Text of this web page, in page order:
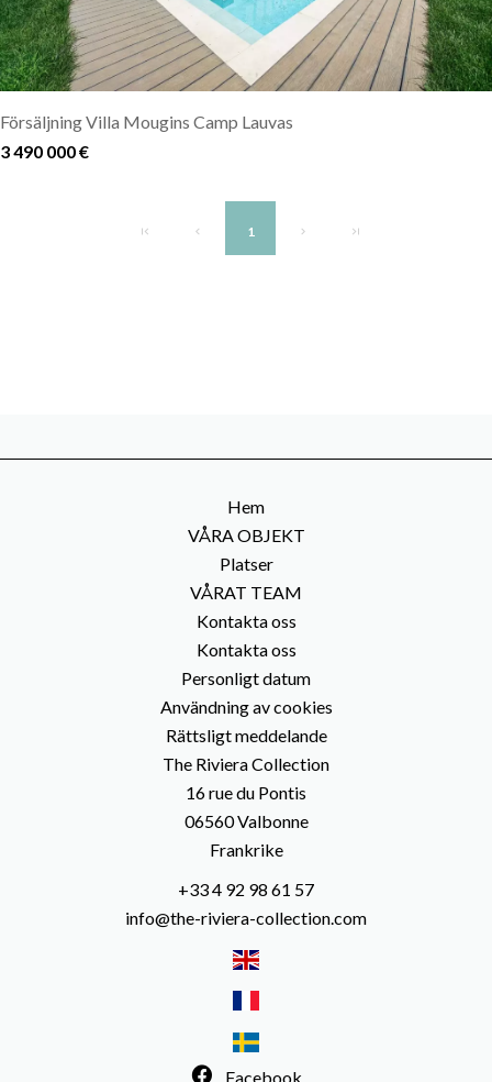
Försäljning Villa Mougins Camp Lauvas
3 490 000 €
1
Hem
VÅRA OBJEKT
Platser
VÅRAT TEAM
Kontakta oss
Kontakta oss
Personligt datum
Användning av cookies
Rättsligt meddelande
The Riviera Collection
16 rue du Pontis
06560Valbonne
Frankrike
+33 4 92 98 61 57
info@the-riviera-collection.com
Facebook